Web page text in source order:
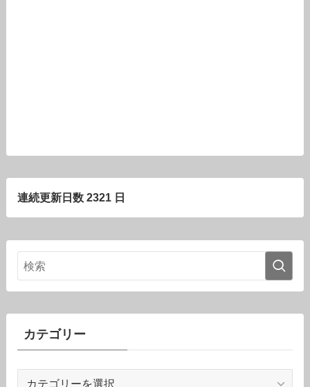
連続更新日数 2321 日
カテゴリー